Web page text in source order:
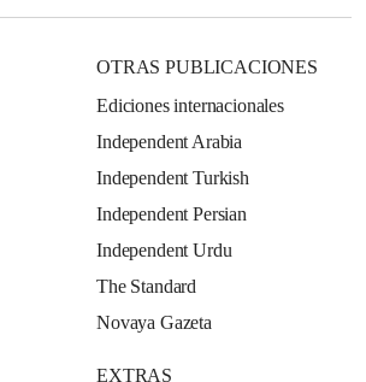
OTRAS PUBLICACIONES
Ediciones internacionales
Independent Arabia
Independent Turkish
Independent Persian
Independent Urdu
The Standard
Novaya Gazeta
EXTRAS